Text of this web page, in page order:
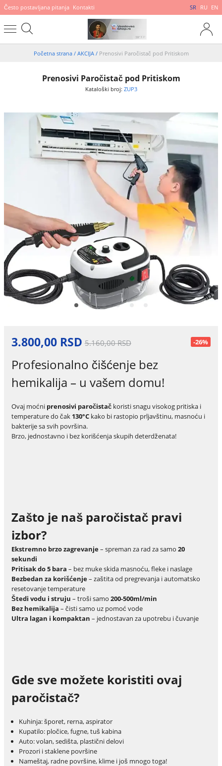
Često postavljana pitanja Kontakti SR RU EN
Početna strana / AKCIJA / Prenosivi Paročistač pod Pritiskom
Prenosivi Paročistač pod Pritiskom
Kataloški broj: ZUP3
3.800,00 RSD 5.160,00 RSD -26%
Profesionalno čišćenje bez
hemikalija – u vašem domu!
Ovaj moćni prenosivi paročistačkoristi snagu visokog pritiska i
temperature do čak 130°Ckako bi rastopio prljavštinu, masnoću i
bakterije sa svih površina.
Brzo, jednostavno i bez korišćenja skupih deterdženata!
Zašto je naš paročistač pravi
izbor?
Ekstremno brzo zagrevanje– spreman za rad za samo 20
sekundi
Pritisak do 5 bara – bez muke skida masnoću, fleke i naslage
Bezbedan za korišćenje– zaštita od pregrevanja i automatsko
resetovanje temperature
Štedi vodu i struju – troši samo 200-500ml/min
Bez hemikalija – čisti samo uz pomoć vode
Ultra lagan i kompaktan – jednostavan za upotrebu i čuvanje
Gde sve možete koristiti ovaj
paročistač?
Kuhinja: šporet, rerna, aspirator
Kupatilo: pločice, fugne, tuš kabina
Auto: volan, sedišta, plastični delovi
Prozori i staklene površine
Nameštaj, radne površine, klime i još mnogo toga!